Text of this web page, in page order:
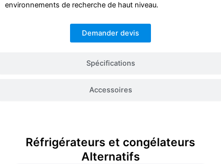
Spécifications
Accessoires
environnements de recherche de haut niveau.
Demander devis
Réfrigérateurs et congélateurs
Alternatifs